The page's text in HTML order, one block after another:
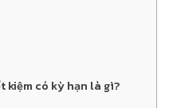
kiệm có kỳ hạn là gì?